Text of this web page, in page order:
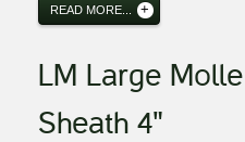
READ MORE...
LM Large Molle
Sheath 4"